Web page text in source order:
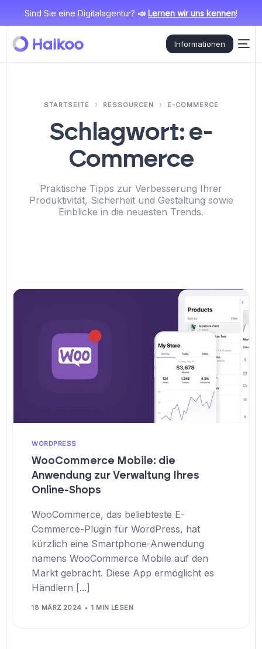
Sind Sie eine Digitalagentur? 📣 Lernen wir uns kennen!
Informationen
STARTSEITE RESSOURCEN E-COMMERCE
Schlagwort: e-
Commerce
Praktische Tipps zur Verbesserung Ihrer
Produktivität, Sicherheit und Gestaltung sowie
Einblicke in die neuesten Trends.
WORDPRESS
WooCommerce Mobile: die
Anwendung zur Verwaltung Ihres
Online-Shops
WooCommerce, das beliebteste E-
Commerce-Plugin für WordPress, hat
kürzlich eine Smartphone-Anwendung
namens WooCommerce Mobile auf den
Markt gebracht. Diese App ermöglicht es
Händlern [...]
18 MÄRZ 2024 1 MIN LESEN